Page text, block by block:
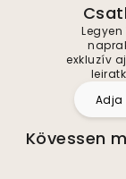
exkluzív
Kövessen